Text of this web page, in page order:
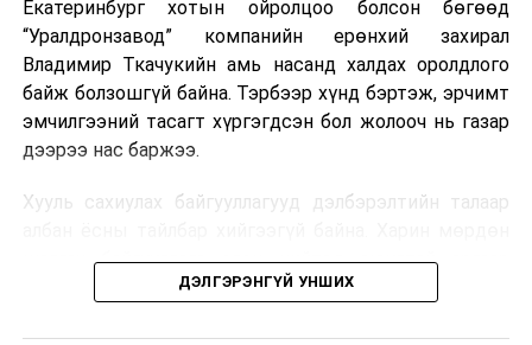
Екатеринбург хотын ойролцоо болсон бөгөөд
“Уралдронзавод” компанийн ерөнхий захирал
Владимир Ткачукийн амь насанд халдах оролдлого
байж болзошгүй байна. Тэрбээр хүнд бэртэж, эрчимт
эмчилгээний тасагт хүргэгдсэн бол жолооч нь газар
дээрээ нас баржээ.
Хууль сахиулах байгууллагууд дэлбэрэлтийн талаар
шалгах байгууллага олон нийтэд аюултай аргаар
хүний амь насанд халдахыг завдсан гэх үндэслэлээр
ДЭЛГЭРЭНГҮЙ УНШИХ